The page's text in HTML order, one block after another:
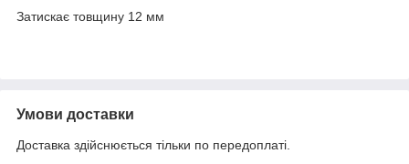
Затискає товщину 12 мм
Умови доставки
Доставка здійснюється тільки по передоплаті.